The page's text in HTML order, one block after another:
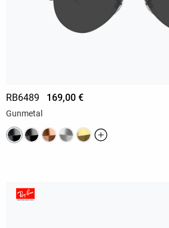
RB6489 169,00 €
Gunmetal